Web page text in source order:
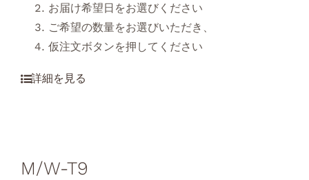
お届け希望日をお選びください
ご希望の数量をお選びいただき、
仮注文ボタンを押してください
M/W-T9